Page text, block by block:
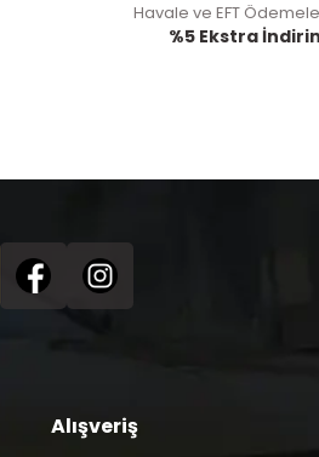
Havale ve EFT
%5 Ekstra
Alışveriş